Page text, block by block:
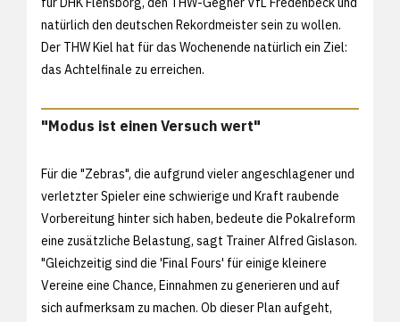
natürlich den deutschen Rekordmeister sein zu wollen.
Der THW Kiel hat für das Wochenende natürlich ein Ziel:
das Achtelfinale zu erreichen.
"Modus ist einen Versuch wert"
Für die "Zebras", die aufgrund vieler angeschlagener und
verletzter Spieler eine schwierige und Kraft raubende
Vorbereitung hinter sich haben, bedeute die Pokalreform
eine zusätzliche Belastung, sagt Trainer Alfred Gislason.
"Gleichzeitig sind die 'Final Fours' für einige kleinere
Vereine eine Chance, Einnahmen zu generieren und auf
sich aufmerksam zu machen. Ob dieser Plan aufgeht,